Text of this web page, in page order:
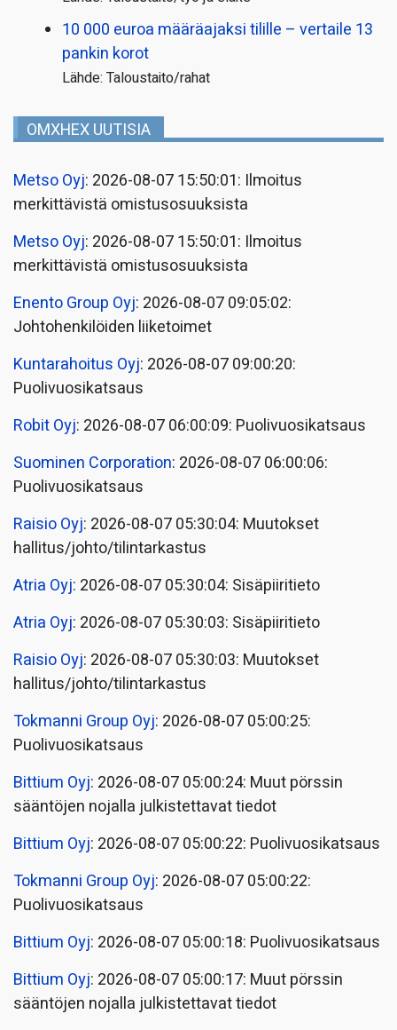
10 000 euroa määräajaksi tilille – vertaile 13
pankin korot
Lähde: Taloustaito/rahat
OMXHEX UUTISIA
Metso Oyj: 2026-08-07 15:50:01: Ilmoitus
merkittävistä omistusosuuksista
Metso Oyj: 2026-08-07 15:50:01: Ilmoitus
merkittävistä omistusosuuksista
Enento Group Oyj: 2026-08-07 09:05:02:
Johtohenkilöiden liiketoimet
Kuntarahoitus Oyj: 2026-08-07 09:00:20:
Puolivuosikatsaus
Robit Oyj: 2026-08-07 06:00:09: Puolivuosikatsaus
Suominen Corporation: 2026-08-07 06:00:06:
Puolivuosikatsaus
Raisio Oyj: 2026-08-07 05:30:04: Muutokset
hallitus/johto/tilintarkastus
Atria Oyj: 2026-08-07 05:30:04: Sisäpiiritieto
Atria Oyj: 2026-08-07 05:30:03: Sisäpiiritieto
Raisio Oyj: 2026-08-07 05:30:03: Muutokset
hallitus/johto/tilintarkastus
Tokmanni Group Oyj: 2026-08-07 05:00:25:
Puolivuosikatsaus
Bittium Oyj: 2026-08-07 05:00:24: Muut pörssin
sääntöjen nojalla julkistettavat tiedot
Bittium Oyj: 2026-08-07 05:00:22: Puolivuosikatsaus
Tokmanni Group Oyj: 2026-08-07 05:00:22:
Puolivuosikatsaus
Bittium Oyj: 2026-08-07 05:00:18: Puolivuosikatsaus
Bittium Oyj: 2026-08-07 05:00:17: Muut pörssin
sääntöjen nojalla julkistettavat tiedot